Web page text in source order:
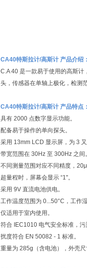
CA40特斯拉计/高斯计 产品介绍
C.A 40 是一款易于使用的高斯
头，传感器在单轴上极化，检测
CA40特斯拉计/高斯计 产品特点
具有 2000 点数字显示功能。
配备易于操作的单向探头。
采用 13mm LCD 显示屏，为 3
带宽范围在 30Hz 至 300Hz 之间
不同测量范围对应不同精度，
超量程时，屏幕会显示 “1"。
采用 9V 直流电池供电。
工作温度范围为 0...50°C，工作
仅适用于室内使用。
符合 IEC1010 电气安全标准，
扰度符合 EN 50082 - 1 标准。
重量为 285g（含电池），外壳